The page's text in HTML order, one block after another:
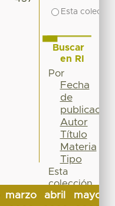
marzo
abril
mayo
Esta
Buscar
en RI
Por
Fecha
de
publicación
Autor
Título
Materia
Tipo
Esta
colección
Fecha